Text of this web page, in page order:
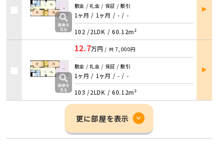
敷金 / 礼金 / 保証 / 敷引
1ヶ月 / 1ヶ月 / - / -
102 /2LDK / 60.12m²
部屋
詳細
12.7万円 / 共 7,000円
敷金 / 礼金 / 保証 / 敷引
1ヶ月 / 1ヶ月 / - / -
103 /2LDK / 60.12m²
部屋
詳細
更に部屋を表示